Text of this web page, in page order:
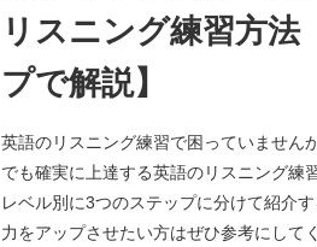
リスニング練習方法
プで解説】
英語のリスニング練習で困っていません
でも確実に上達する英語のリスニング練
レベル別に3つのステップに分けて紹介
力をアップさせたい方はぜひ参考にして